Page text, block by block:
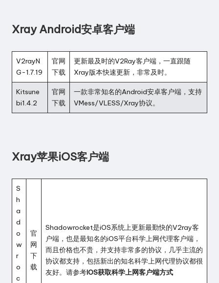
Xray Android安卓客户端
V2rayN
G-1.7.19
官网
下载
更新最及时的V2Ray客户端，一直跟随
Xray版本快速更新，非常及时。
Kitsune
bi1.4.2
官网
下载
一款非常知名的Android安卓客户端，支持
VMess/VLESS/Xray协议。
Xray苹果iOS客户端
S
h
a
d
o
w
r
o
c
官
网
下
载
Shadowrocket是iOS系统上更新最勤快的V2ray客
户端，也是最知名的iOS平台科学上网代理客户端，
而且价格也不贵，并支持非常多的协议，几乎主流的
协议都支持，包括新出的知名科学上网代理协议都很
友好。请参考IOS获取科学上网客户端方式